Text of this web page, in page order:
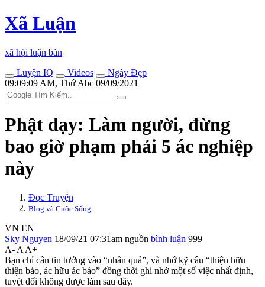
Xã Luận
xã hội luận bàn
Luyện IQ
Videos
Ngày Đẹp
09:09:09 AM, Thứ Abc 09/09/2021
Phật dạy: Làm người, đừng
bao giờ phạm phải 5 ác nghiệp
này
Đọc Truyện
Blog và Cuộc Sống
VN EN
Sky Nguyen 18/09/21 07:31am nguồn bình luận 999
A- A A+
Bạn chỉ cần tin tưởng vào “nhân quả”, và nhớ kỹ câu “thiện hữu
thiện báo, ác hữu ác báo” đồng thời ghi nhớ một số việc nhất định,
tuyệt đối không được làm sau đây.